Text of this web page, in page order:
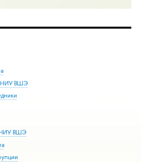
НИУ ВШЭ
НИУ ВШЭ